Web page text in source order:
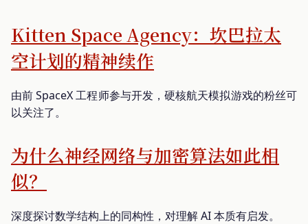
Kitten Space Agency：坎巴拉太
空计划的精神续作
由前 SpaceX 工程师参与开发，硬核航天模拟游戏的粉丝可
以关注了。
为什么神经网络与加密算法如此相
似？
深度探讨数学结构上的同构性，对理解 AI 本质有启发。